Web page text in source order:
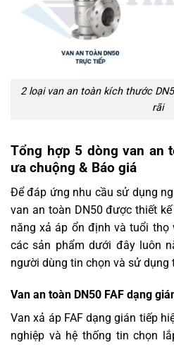
2 loại van an toàn kích thước
rãi
Tổng hợp 5 dòng van an
ưa chuộng & Báo giá
Để đáp ứng nhu cầu sử dụng
van an toàn DN50 được thiết
năng xả áp ổn định và tuổi thọ
các sản phẩm dưới đây luôn
người dùng tin chọn và sử dụng
Van an toàn DN50 FAF dạng
Van xả áp FAF dạng gián tiếp
nghiệp và hệ thống tin chọn